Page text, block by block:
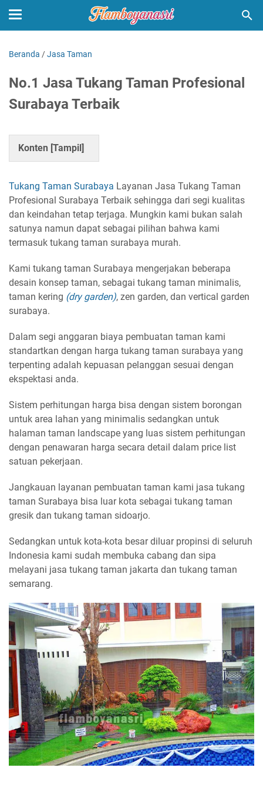
Beranda /Jasa Taman
No.1 Jasa Tukang Taman Profesional
Surabaya Terbaik
Konten [Tampil]
Tukang Taman Surabaya Layanan Jasa Tukang Taman
Profesional Surabaya Terbaik sehingga dari segi kualitas
dan keindahan tetap terjaga. Mungkin kami bukan salah
satunya namun dapat sebagai pilihan bahwa kami
termasuk tukang taman surabaya murah.
Kami tukang taman Surabaya mengerjakan beberapa
desain konsep taman, sebagai tukang taman minimalis,
taman kering (dry garden), zen garden, dan vertical garden
surabaya.
Dalam segi anggaran biaya pembuatan taman kami
standartkan dengan harga tukang taman surabaya yang
terpenting adalah kepuasan pelanggan sesuai dengan
ekspektasi anda.
Sistem perhitungan harga bisa dengan sistem borongan
untuk area lahan yang minimalis sedangkan untuk
halaman taman landscape yang luas sistem perhitungan
dengan penawaran harga secara detail dalam price list
satuan pekerjaan.
Jangkauan layanan pembuatan taman kami jasa tukang
taman Surabaya bisa luar kota sebagai tukang taman
gresik dan tukang taman sidoarjo.
Sedangkan untuk kota-kota besar diluar propinsi di seluruh
Indonesia kami sudah membuka cabang dan sipa
melayani jasa tukang taman jakarta dan tukang taman
semarang.